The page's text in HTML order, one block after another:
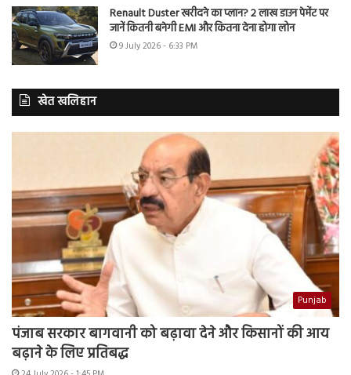
Renault Duster खरीदने का प्लान? 2 लाख डाउन पेमेंट पर
जानें कितनी बनेगी EMI और कितना देना होगा लोन
9 July 2026 - 6:33 PM
खेत खलिहान
Punjab
पंजाब सरकार बागवानी को बढ़ावा देने और किसानों की आय
बढ़ाने के लिए प्रतिबद्ध